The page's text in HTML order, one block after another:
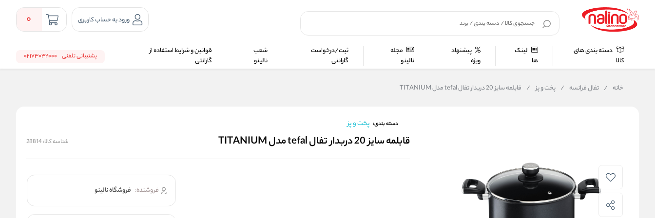
ورود به حساب کاربری 0
دسته بندی های
کالا
لینک
ها
پیشنهاد
ویژه
مجله
نالینو
ثبت/درخواست
گارانتی
شعب
نالینو
قوانین و شرایط استفاده از
گارانتی
پشتیبانی تلفنی 02173032000
خانه / تفال فرانسه / پخت و پز / قابلمه سایز 20 دربدار تفال tefal مدل TITANIUM
دسته بندی: پخت و پز
قابلمه سایز 20 دربدار تفال tefal مدل TITANIUM شناسه کالا:28814
فروشنده: فروشگاه نالینو